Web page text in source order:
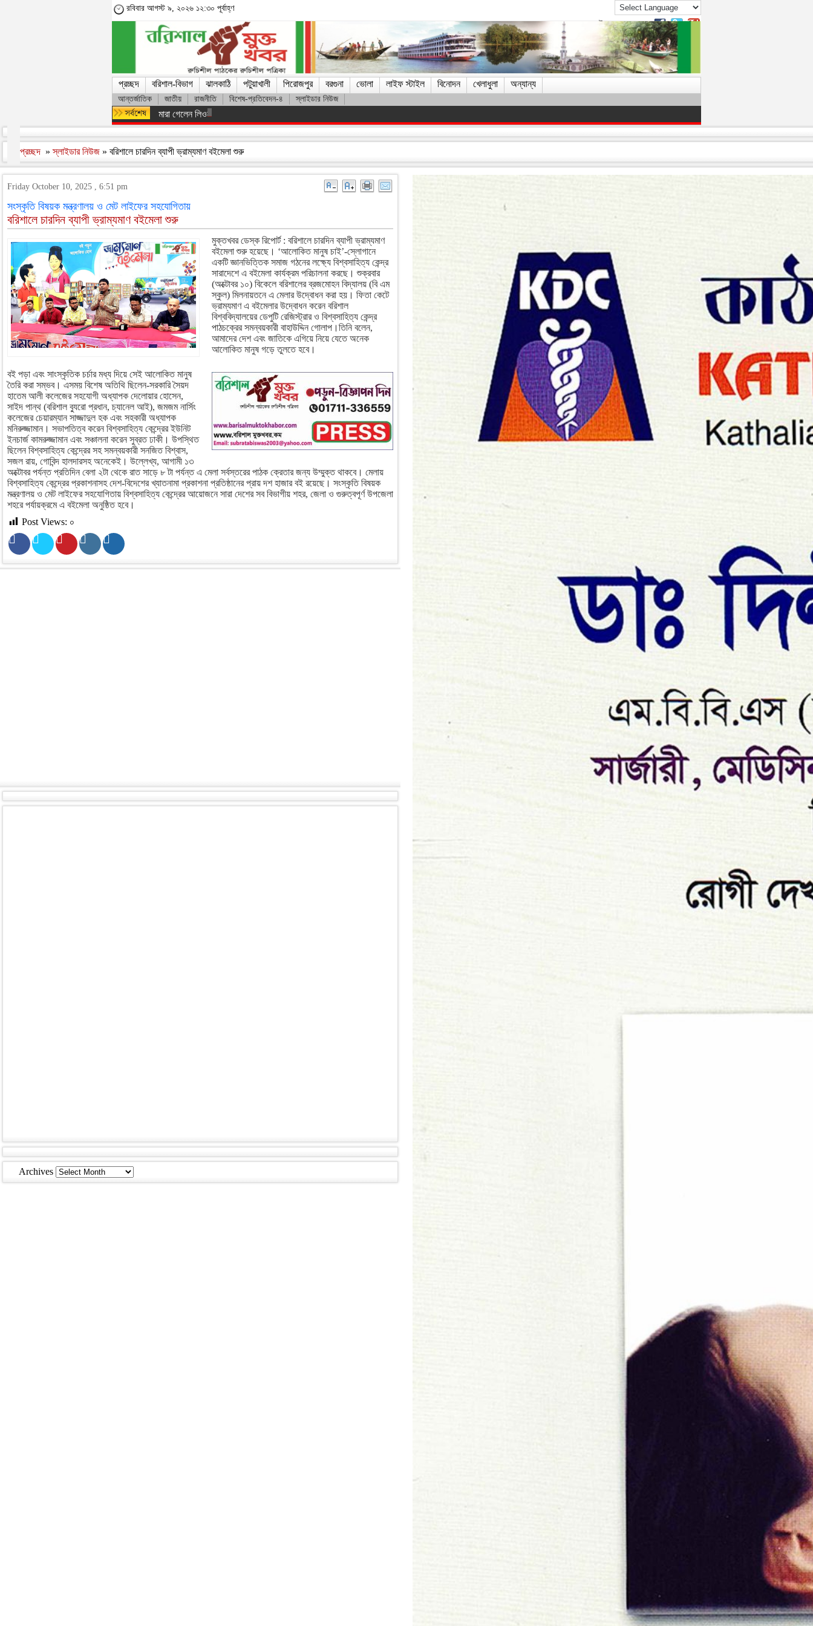
রবিবার আগস্ট ৯, ২০২৬ ১২:৩০ পূর্বাহ্ণ
প্রচ্ছদ বরিশাল-বিভাগ ঝালকাঠি পটুয়াখালী পিরোজপুর বরগুনা ভোলা লাইফ স্টাইল বিনোদন খেলাধুলা অন্যান্য
আন্তর্জাতিক জাতীয় রাজনীতি বিশেষ-প্রতিবেদন-৪ স্লাইডার নিউজ
মারা গেলেন লিওনেল মেসির বাবা হোর্হে মেসি
প্রচ্ছদ »স্লাইডার নিউজ » বরিশালে চারদিন ব্যাপী ভ্রাম্যমাণ বইমেলা শুরু
Friday October 10, 2025 , 6:51 pm
সংস্কৃতি বিষয়ক মন্ত্রণালয় ও মেট লাইফের সহযোগিতায়
বরিশালে চারদিন ব্যাপী ভ্রাম্যমাণ বইমেলা শুরু
মুক্তখবর ডেস্ক রিপোর্ট : বরিশালে চারদিন ব্যাপী ভ্রাম্যমাণ
বইমেলা শুরু হয়েছে। ‘আলোকিত মানুষ চাই’-স্লোগানে
একটি জ্ঞানভিত্তিক সমাজ গঠনের লক্ষ্যে বিশ্বসাহিত্য কেন্দ্র
সারাদেশে এ বইমেলা কার্যক্রম পরিচালনা করছে। শুক্রবার
(অক্টোবর ১০) বিকেলে বরিশালের ব্রজমোহন বিদ্যালয় (বি এম
স্কুল) মিলনায়তনে এ মেলার উদ্বোধন করা হয়। ফিতা কেটে
ভ্রাম্যমাণ এ বইমেলার উদ্বোধন করেন বরিশাল
বিশ্ববিদ্যালয়ের ডেপুটি রেজিস্ট্রার ও বিশ্বসাহিত্য কেন্দ্র
পাঠচক্রের সমন্বয়কারী বাহাউদ্দিন গোলাপ।তিনি বলেন,
আমাদের দেশ এবং জাতিকে এগিয়ে নিয়ে যেতে অনেক
আলোকিত মানুষ গড়ে তুলতে হবে।
বই পড়া এবং সাংস্কৃতিক চর্চার মধ্য দিয়ে সেই আলোকিত মানুষ
তৈরি করা সম্ভব। এসময় বিশেষ অতিথি ছিলেন-সরকারি সৈয়দ
হাতেম আলী কলেজের সহযোগী অধ্যাপক দেলোয়ার হোসেন,
সাইদ পান্থ (বরিশাল ব্যুরো প্রধান, চ্যানেল আই), জমজম নার্সিং
কলেজের চেয়ারম্যান সাজ্জাদুল হক এবং সহকারী অধ্যাপক
মনিরুজ্জামান। সভাপতিত্ব করেন বিশ্বসাহিত্য কেন্দ্রের ইউনিট
ইনচার্জ কামরুজ্জামান এবং সঞ্চালনা করেন সুব্রত ঢাকী। উপস্থিত
ছিলেন বিশ্বসাহিত্য কেন্দ্রের সহ সমন্বয়কারী সনজিত বিশ্বাস,
সজল রায়, গোবিন্দ হালদারসহ অনেকেই। উল্লেখ্য, আগামী ১৩
অক্টোবর পর্যন্ত প্রতিদিন বেলা ২টা থেকে রাত সাড়ে ৮ টা পর্যন্ত এ মেলা সর্বস্তরের পাঠক ক্রেতার জন্য উম্মুক্ত থাকবে। মেলায়
বিশ্বসাহিত্য কেন্দ্রের প্রকাশনাসহ দেশ-বিদেশের খ্যাতনামা প্রকাশনা প্রতিষ্ঠানের প্রায় দশ হাজার বই রয়েছে। সংস্কৃতি বিষয়ক
মন্ত্রণালয় ও মেট লাইফের সহযোগিতায় বিশ্বসাহিত্য কেন্দ্রের আয়োজনে সারা দেশের সব বিভাগীয় শহর, জেলা ও গুরুত্বপূর্ণ উপজেলা
শহরে পর্যায়ক্রমে এ বইমেলা অনুষ্ঠিত হবে।
Post Views: ০
Archives Archives